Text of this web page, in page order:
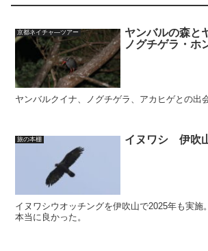
京都ネイチャ―ツアー
ヤンバルの森と
ノグチゲラ・ホ
ヤンバルクイナ、ノグチゲラ、アカヒゲとの出
旅の本棚 イヌワシ 伊吹
イヌワシウオッチングを伊吹山で2025年も実施
本当に良かった。